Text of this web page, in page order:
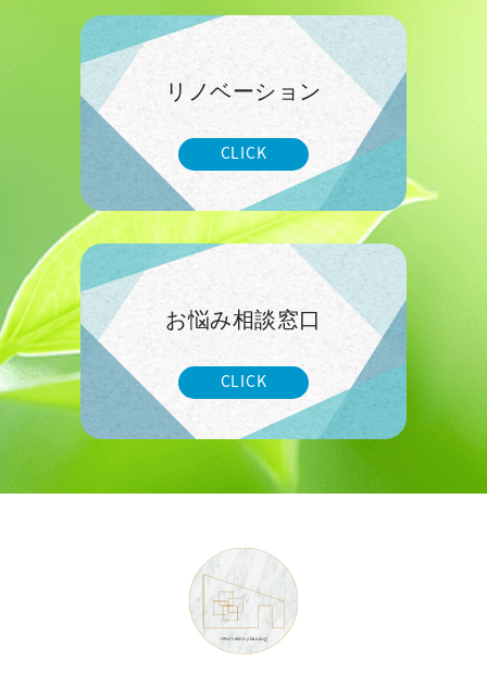
リノベーション
CLICK
お悩み相談窓口
CLICK